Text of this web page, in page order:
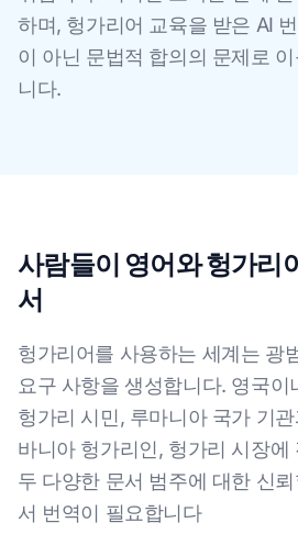
하며, 헝가리어 교육을 받은 AI
이 아닌 문법적 합의의 문제로
니다.
사람들이 영어와 헝가리
서
헝가리어를 사용하는 세계는 광
요구 사항을 생성합니다. 영국이
헝가리 시민, 루마니아 국가 기
바니아 헝가리인, 헝가리 시장에
두 다양한 문서 범주에 대한 신
서 번역이 필요합니다